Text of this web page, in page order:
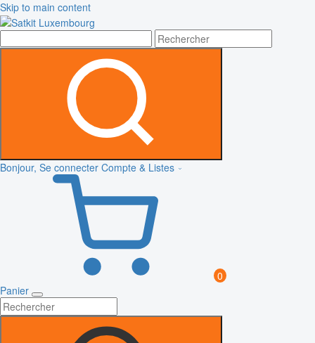
Skip to main content
Bonjour, Se connecter Compte & Listes
0
Panier